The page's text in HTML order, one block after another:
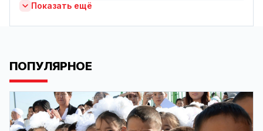
Показать ещё
ПОПУЛЯРНОЕ